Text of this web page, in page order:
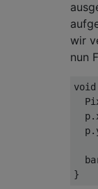
wir
nun
void